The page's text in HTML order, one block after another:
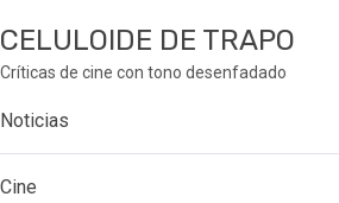
CELULOIDE DE TRAPO
Críticas de cine con tono desenfadado
Noticias
Cine